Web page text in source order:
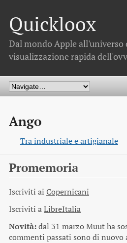
Quickloox
Dal mondo Apple all'universo
visualizzazione rapida
Ango
Tra industriale e artigianale
Promemoria
Iscriviti ai Copernicani
Iscriviti aLibreItalia
Novità:dal 31 marzo Muut ha
commenti passati sono di nuovo